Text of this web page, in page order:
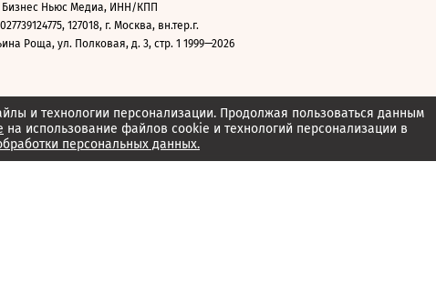
и технологии персонализации. Продолжая пользоваться данным
на использование файлов cookie и технологий персонализации в
персональных данных.
Ньюс Медиа, ИНН/КПП
127018, г. Москва, вн.тер.г.
Роща, ул. Полковая, д. 3, стр. 1 1999—2026